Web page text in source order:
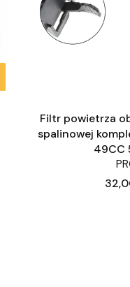
Filtr powietrza
spalinowej
49CC
Cena